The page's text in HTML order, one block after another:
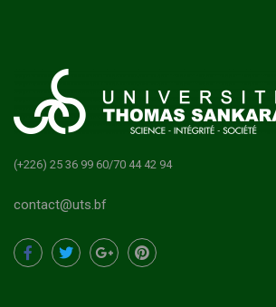
(+226) 25 36 99 60/70 44 42 94
contact@uts.bf